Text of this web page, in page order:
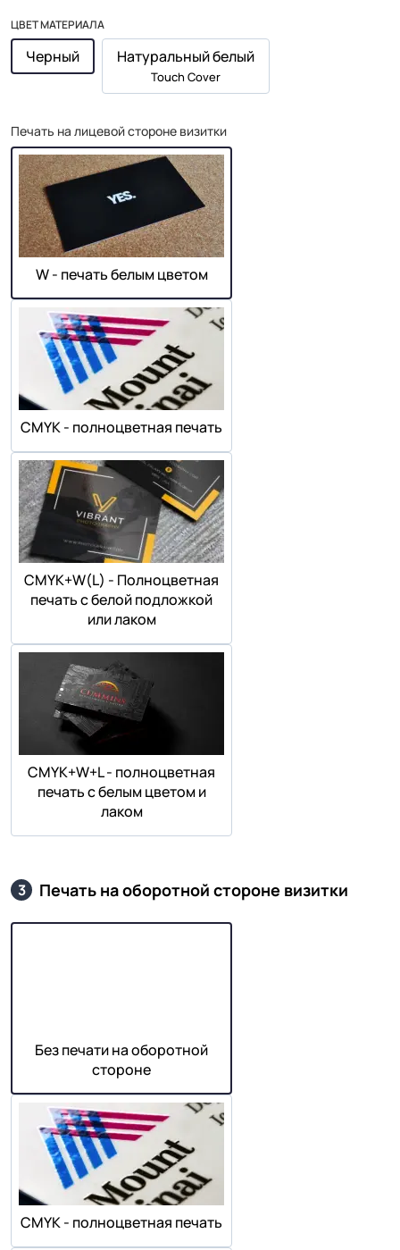
ЦВЕТ МАТЕРИАЛА
Черный Натуральный белый
Touch Cover
Печать на лицевой стороне визитки
W - печать белым цветом
СMYK - полноцветная печать
СMYK+W(L) - Полноцветная
печать с белой подложкой
или лаком
СMYK+W+L - полноцветная
печать с белым цветом и
лаком
3 Печать на оборотной стороне визитки
Без печати на оборотной
стороне
СMYK - полноцветная печать